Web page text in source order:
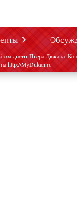
диеты Пьера Дюкана.
на http://MyDukan.ru